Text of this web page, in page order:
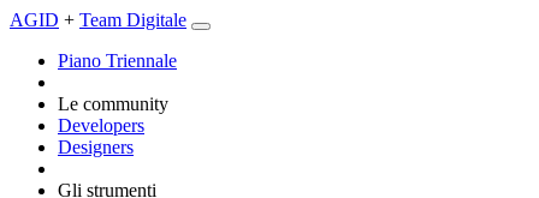
AGID + Team Digitale
Piano Triennale
Le community
Developers
Designers
Gli strumenti